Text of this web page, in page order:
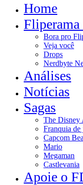
Home
Fliperama
Bora pro
Veja você
Drops
Nerdbyte
Análises
Notícias
Sagas
The Disney
Franquia
Capcom
Mario
Megaman
Castlevania
Apoie o